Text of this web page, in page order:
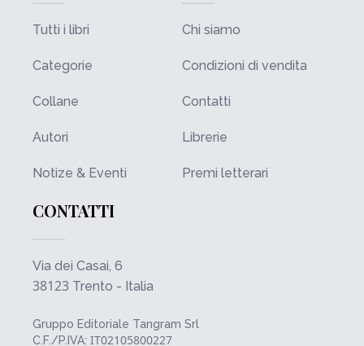
Tutti i libri
Categorie
Collane
Autori
Notize & Eventi
Chi siamo
Condizioni di vendita
Contatti
Librerie
Premi letterari
CONTATTI
Via dei Casai, 6
38123 Trento - Italia
Gruppo Editoriale Tangram Srl
C.F./P.IVA: IT02105800227